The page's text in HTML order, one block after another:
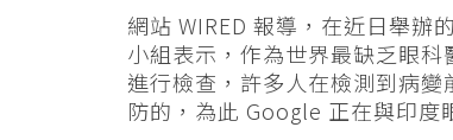
網站 WIRED 報導，在近日舉辦
小組表示，作為世界最缺乏眼
進行檢查，許多人在檢測到病
防的，為此 Google 正在與印度